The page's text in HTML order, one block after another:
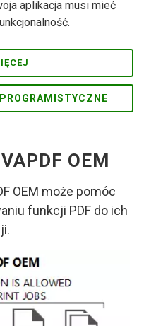
aplikacja musi mieć
OEM
OEM może pomóc
funkcji PDF do ich